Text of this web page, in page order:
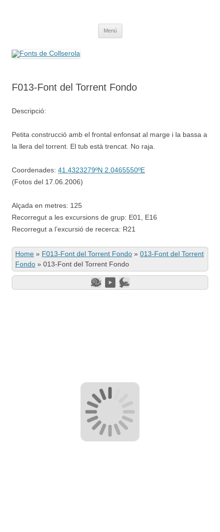
Menú
F013-Font del Torrent Fondo
Descripció:
Petita construcció amb el frontal enfonsat al marge i la bassa a
la llera del torrent. El tub està trencat. No raja.
Coordenades: 41.4323279ºN 2.0465550ºE
(Fotos del 17.06.2006)
Alçada en metres: 125
Recorregut a les excursions de grup: E01, E16
Recorregut a l’excursió de recerca: R21
Home » F013-Font del Torrent Fondo » 013-Font del Torrent
Fondo » 013-Font del Torrent Fondo